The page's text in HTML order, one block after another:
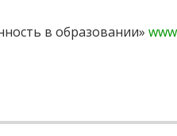
в образовании»